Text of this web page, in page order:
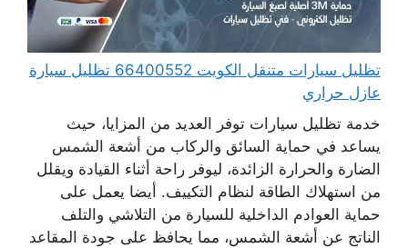
تظليل سيارات متنقل الكويت 66400552 تظليل سيارة
عازل حراري
خدمة تظليل سيارات توفر العديد من المزايا، حيث
يساعد في حماية السائق والركاب من أشعة الشمس
الضارة والحرارة الزائدة، ليوفر راحة أثناء القيادة ويقلل
من استهلاك الطاقة لنظام التكييف. أيضا يعمل على
حماية العوادم الداخلية للسيارة من التلاشي والتلف
الناتج عن أشعة الشمس، مما يحافظ على جودة المقاعد